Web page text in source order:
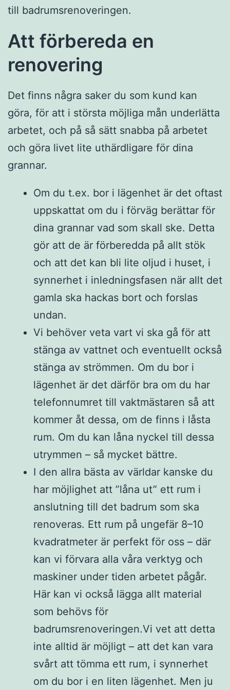
till badrumsrenoveringen.
Att förbereda en
renovering
Det finns några saker du som kund kan
göra, för att i största möjliga mån underlätta
arbetet, och på så sätt snabba på arbetet
och göra livet lite uthärdligare för dina
grannar.
Om du t.ex. bor i lägenhet är det oftast
uppskattat om du i förväg berättar för
dina grannar vad som skall ske. Detta
gör att de är förberedda på allt stök
och att det kan bli lite oljud i huset, i
synnerhet i inledningsfasen när allt det
gamla ska hackas bort och forslas
undan.
Vi behöver veta vart vi ska gå för att
stänga av vattnet och eventuellt också
stänga av strömmen. Om du bor i
lägenhet är det därför bra om du har
telefonnumret till vaktmästaren så att
kommer åt dessa, om de finns i låsta
rum. Om du kan låna nyckel till dessa
utrymmen – så mycket bättre.
I den allra bästa av världar kanske du
har möjlighet att ”låna ut” ett rum i
anslutning till det badrum som ska
renoveras. Ett rum på ungefär 8–10
kvadratmeter är perfekt för oss – där
kan vi förvara alla våra verktyg och
maskiner under tiden arbetet pågår.
Här kan vi också lägga allt material
som behövs för
badrumsrenoveringen.Vi vet att detta
inte alltid är möjligt – att det kan vara
svårt att tömma ett rum, i synnerhet
om du bor i en liten lägenhet. Men ju